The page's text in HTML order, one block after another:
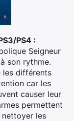
PS4 :
Seigneur
son rythme.
les différents
car les
causer leur
permettent
les